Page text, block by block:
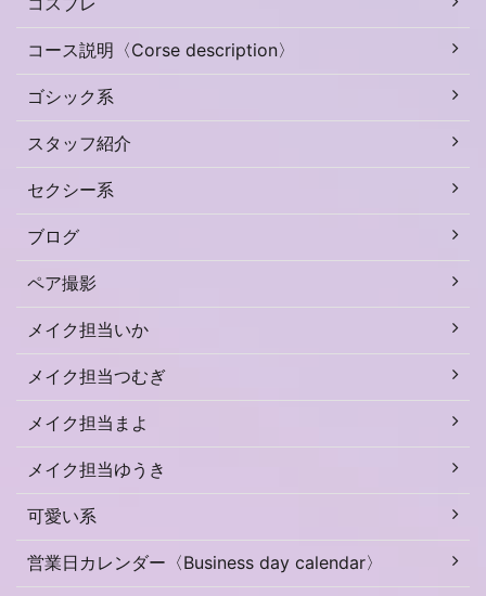
コース説明〈Corse description〉
ゴシック系
スタッフ紹介
セクシー系
ブログ
ペア撮影
メイク担当いか
メイク担当つむぎ
メイク担当まよ
メイク担当ゆうき
可愛い系
営業日カレンダー〈Business day calendar〉